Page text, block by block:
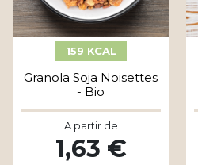
159 KCAL
Granola Soja Noisettes
- Bio
A partir de
1,63 €